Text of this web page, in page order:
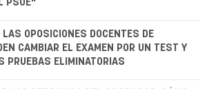
PSOE"
LAS OPOSICIONES DOCENTES DE
CAMBIAR EL EXAMEN POR UN TEST Y
PRUEBAS ELIMINATORIAS